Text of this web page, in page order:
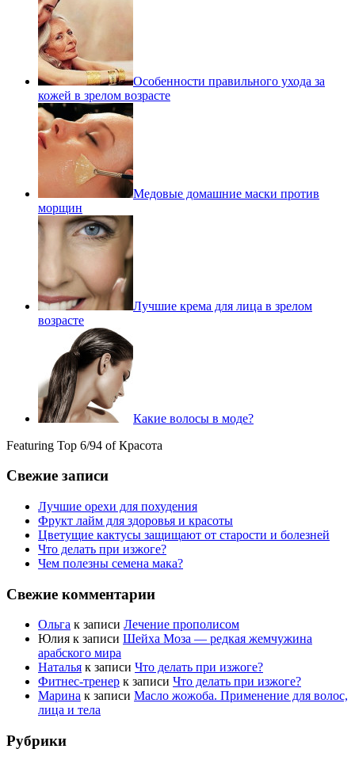
Особенности правильного ухода за
кожей в зрелом возрасте
Медовые домашние маски против
морщин
Лучшие крема для лица в зрелом
возрасте
Какие волосы в моде?
Featuring Top 6/94 of Красота
Свежие записи
Лучшие орехи для похудения
Фрукт лайм для здоровья и красоты
Цветущие кактусы защищают от старости и болезней
Что делать при изжоге?
Чем полезны семена мака?
Свежие комментарии
Ольга к записи Лечение прополисом
Юлия к записи Шейха Моза — редкая жемчужина
арабского мира
Наталья к записи Что делать при изжоге?
Фитнес-тренер к записи Что делать при изжоге?
Марина к записи Масло жожоба. Применение для волос,
лица и тела
Рубрики